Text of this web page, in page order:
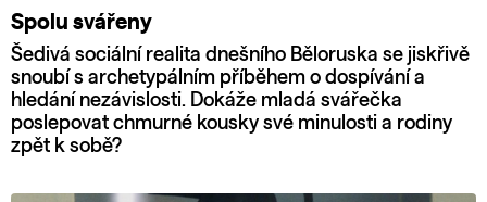
Spolu svářeny
Šedivá sociální realita dnešního Běloruska se jiskřivě
snoubí s archetypálním příběhem o dospívání a
hledání nezávislosti. Dokáže mladá svářečka
poslepovat chmurné kousky své minulosti a rodiny
zpět k sobě?